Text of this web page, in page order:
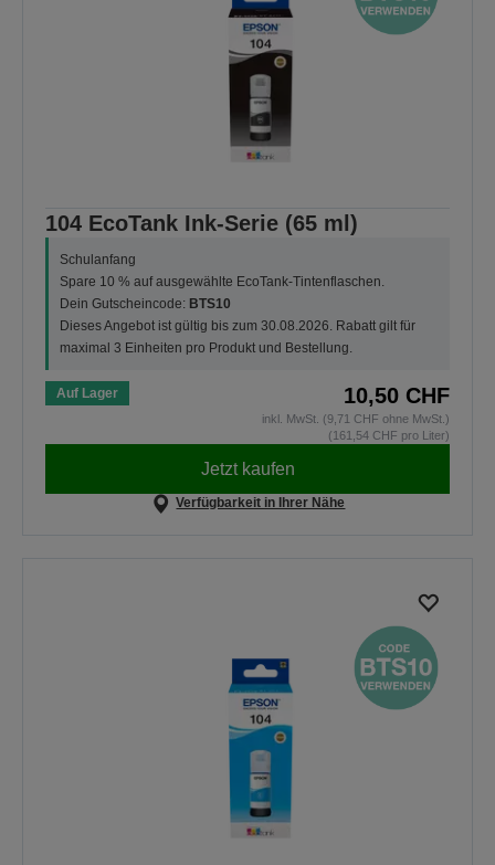
104 EcoTank Ink-Serie (65 ml)
Schulanfang
Spare 10 % auf ausgewählte EcoTank-Tintenflaschen.
Dein Gutscheincode: BTS10
Dieses Angebot ist gültig bis zum 30.08.2026. Rabatt gilt für
maximal 3 Einheiten pro Produkt und Bestellung.
Auf Lager 10,50 CHF
inkl. MwSt. (9,71 CHF ohne MwSt.)
(161,54 CHF pro Liter)
Jetzt kaufen
Verfügbarkeit in Ihrer Nähe